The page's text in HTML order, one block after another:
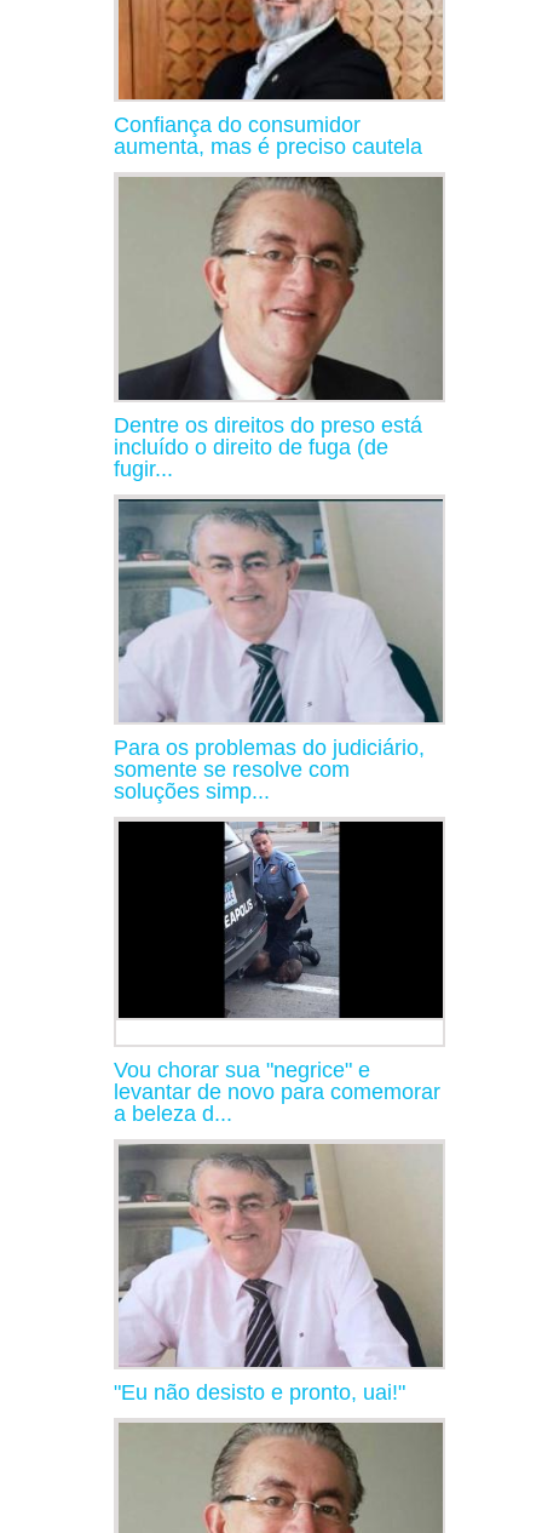
Confiança do consumidor
aumenta, mas é preciso cautela
Dentre os direitos do preso está
incluído o direito de fuga (de
fugir...
Para os problemas do judiciário,
somente se resolve com
soluções simp...
Vou chorar sua "negrice" e
levantar de novo para comemorar
a beleza d...
"Eu não desisto e pronto, uai!"